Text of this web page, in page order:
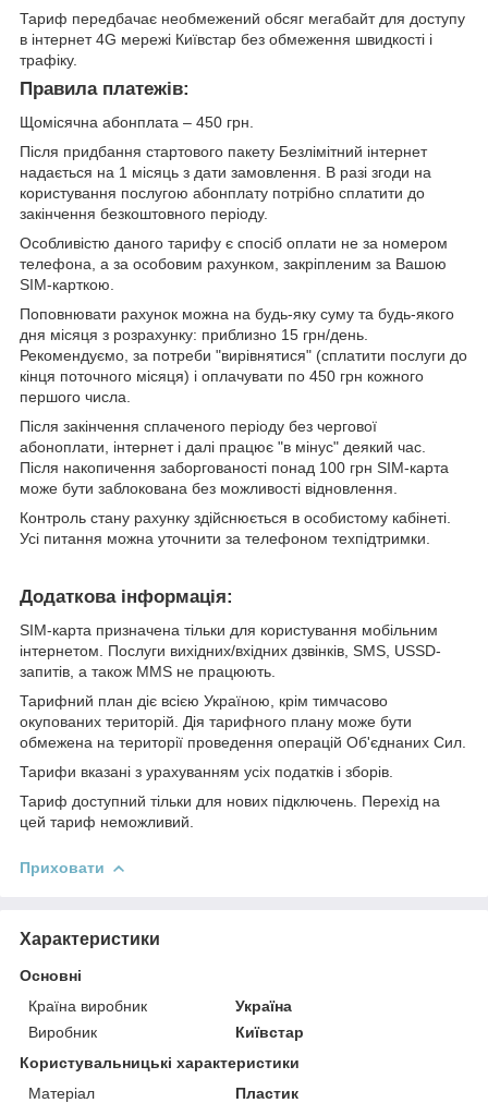
Тариф передбачає необмежений обсяг мегабайт для доступу
в інтернет 4G мережі Київстар без обмеження швидкості і
трафіку.
Правила платежів:
Щомісячна абонплата – 450 грн.
Після придбання стартового пакету Безлімітний інтернет
надається на 1 місяць з дати замовлення. В разі згоди на
користування послугою абонплату потрібно сплатити до
закінчення безкоштовного періоду.
Особливістю даного тарифу є спосіб оплати не за номером
телефона, а за особовим рахунком, закріпленим за Вашою
SIM-карткою.
Поповнювати рахунок можна на будь-яку суму та будь-якого
дня місяця з розрахунку: приблизно 15 грн/день.
Рекомендуємо, за потреби "вирівнятися" (сплатити послуги до
кінця поточного місяця) і оплачувати по 450 грн кожного
першого числа.
Після закінчення сплаченого періоду без чергової
абоноплати, інтернет і далі працює "в мінус" деякий час.
Після накопичення заборгованості понад 100 грн SIM-карта
може бути заблокована без можливості відновлення.
Контроль стану рахунку здійснюється в особистому кабінеті.
Усі питання можна уточнити за телефоном техпідтримки.
Додаткова інформація:
SIM-карта призначена тільки для користування мобільним
інтернетом. Послуги вихідних/вхідних дзвінків, SMS, USSD-
запитів, а також ММS не працюють.
Тарифний план діє всією Україною, крім тимчасово
окупованих територій. Дія тарифного плану може бути
обмежена на території проведення операцій Об'єднаних Сил.
Тарифи вказані з урахуванням усіх податків і зборів.
Тариф доступний тільки для нових підключень. Перехід на
цей тариф неможливий.
Приховати
Характеристики
Основні
Країна виробник
Україна
Виробник
Київстар
Користувальницькі характеристики
Матеріал
Пластик